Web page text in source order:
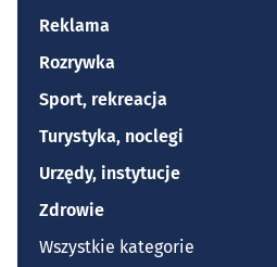
Reklama
Rozrywka
Sport, rekreacja
Turystyka, noclegi
Urzędy, instytucje
Zdrowie
Wszystkie kategorie